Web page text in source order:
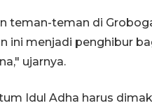
teman-teman di
ini menjadi penghibur
ujarnya.
Idul Adha harus